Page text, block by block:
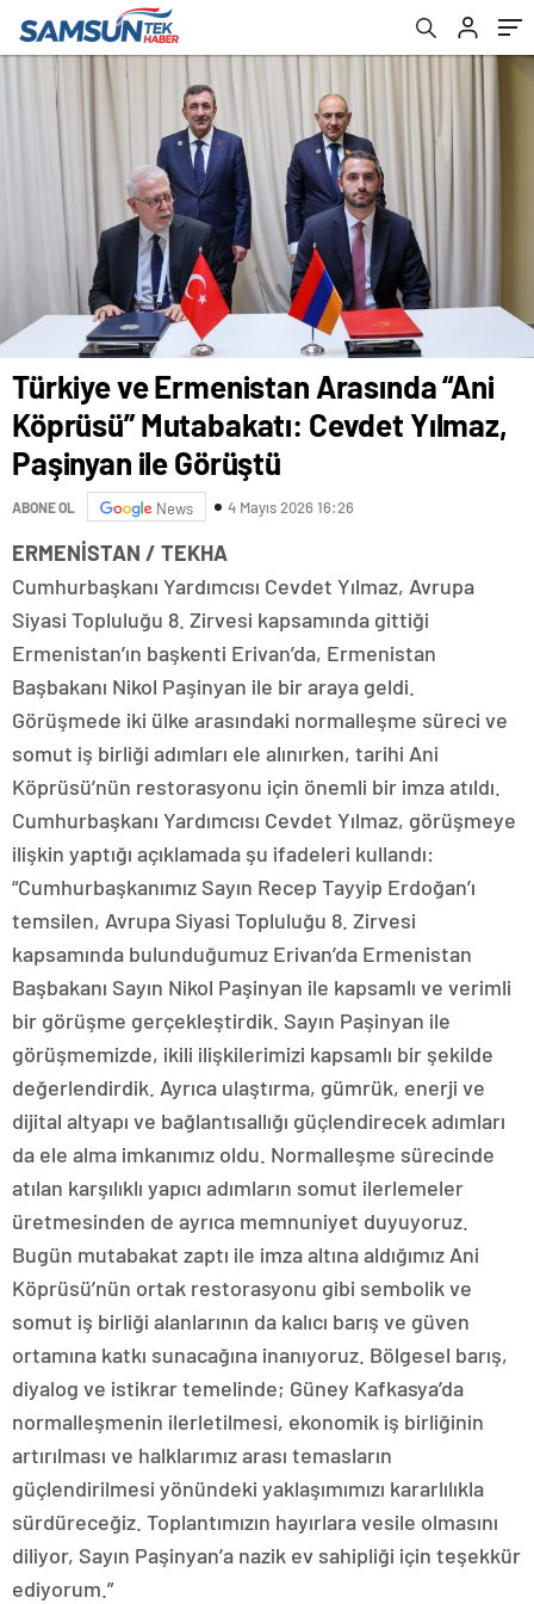
Paşinyan ile Görüştü
Türkiye ve Ermenistan Arasında “Ani
Köprüsü” Mutabakatı: Cevdet Yılmaz,
Paşinyan ile Görüştü
ABONE OL News 4 Mayıs 2026 16:26
ERMENİSTAN / TEKHA
Cumhurbaşkanı Yardımcısı Cevdet Yılmaz, Avrupa
Siyasi Topluluğu 8. Zirvesi kapsamında gittiği
Ermenistan’ın başkenti Erivan’da, Ermenistan
Başbakanı Nikol Paşinyan ile bir araya geldi.
Görüşmede iki ülke arasındaki normalleşme süreci ve
somut iş birliği adımları ele alınırken, tarihi Ani
Köprüsü’nün restorasyonu için önemli bir imza atıldı.
Cumhurbaşkanı Yardımcısı Cevdet Yılmaz, görüşmeye
ilişkin yaptığı açıklamada şu ifadeleri kullandı:
“Cumhurbaşkanımız Sayın Recep Tayyip Erdoğan’ı
temsilen, Avrupa Siyasi Topluluğu 8. Zirvesi
kapsamında bulunduğumuz Erivan’da Ermenistan
Başbakanı Sayın Nikol Paşinyan ile kapsamlı ve verimli
bir görüşme gerçekleştirdik. Sayın Paşinyan ile
görüşmemizde, ikili ilişkilerimizi kapsamlı bir şekilde
değerlendirdik. Ayrıca ulaştırma, gümrük, enerji ve
dijital altyapı ve bağlantısallığı güçlendirecek adımları
da ele alma imkanımız oldu. Normalleşme sürecinde
atılan karşılıklı yapıcı adımların somut ilerlemeler
üretmesinden de ayrıca memnuniyet duyuyoruz.
Bugün mutabakat zaptı ile imza altına aldığımız Ani
Köprüsü’nün ortak restorasyonu gibi sembolik ve
somut iş birliği alanlarının da kalıcı barış ve güven
ortamına katkı sunacağına inanıyoruz. Bölgesel barış,
diyalog ve istikrar temelinde; Güney Kafkasya’da
normalleşmenin ilerletilmesi, ekonomik iş birliğinin
artırılması ve halklarımız arası temasların
güçlendirilmesi yönündeki yaklaşımımızı kararlılıkla
sürdüreceğiz. Toplantımızın hayırlara vesile olmasını
diliyor, Sayın Paşinyan’a nazik ev sahipliği için teşekkür
ediyorum.”